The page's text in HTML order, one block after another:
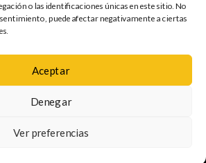
o las identificaciones únicas en este sitio. No
puede afectar negativamente a ciertas
Aceptar
Denegar
Ver preferencias
& CULTURAMÚSICAGASTRONOMÍA
COMPRASFOTOGRAFÍAGRATISINFANTIL
Política de
privacidad
Accesibilidad